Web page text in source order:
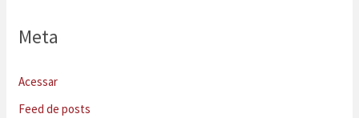
Meta
Acessar
Feed de posts